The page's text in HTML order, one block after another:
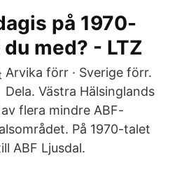
på 1970-
med? - LTZ
Arvika förr · Sverige förr.
Dela. Västra Hälsinglands
flera mindre ABF-
På 1970-talet
ABF Ljusdal.